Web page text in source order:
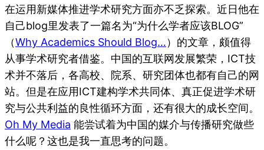
在运用新媒体推进学术研究方面亦不乏探索。近日他在
自己blog里发表了一篇名为“为什么学者应该BLOG”
（Why Academics Should Blog…）的文章，颇值得
从事学术研究者借鉴。中国的互联网发展繁荣，ICT技
术并不落后，各高校、院系、研究团体也都有自己的网
站。但是在应用ICT建构学术共同体、真正促进学术研
究与公共利益的良性循环方面，还有很大的成长空间。
Oh My Media 能尝试着为中国的媒介与传播研究做些
什么呢？这也是我一直思考的问题。